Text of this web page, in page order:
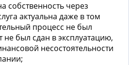
собственность через
актуальна даже в том
процесс не был
был сдан в эксплуатацию,
несостоятельности